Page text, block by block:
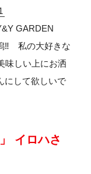
GARDEN
‼ 私の大好きな
味しい上にお洒
にして欲しいで
イロハさ